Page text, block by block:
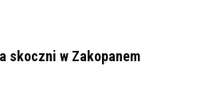
skoczni w Zakopanem